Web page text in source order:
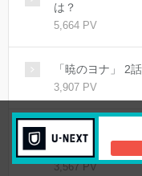
は？
5,664 PV
「暁のヨナ」 2
3,907 PV
アニメ「マルド
見放題！無料の
3,567 PV